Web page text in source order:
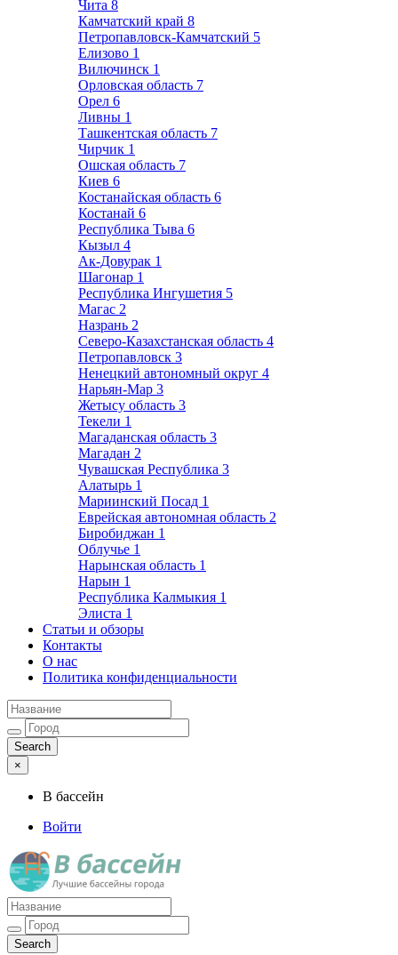
Чита 8
Камчатский край 8
Петропавловск-Камчатский 5
Елизово 1
Вилючинск 1
Орловская область 7
Орел 6
Ливны 1
Ташкентская область 7
Чирчик 1
Ошская область 7
Киев 6
Костанайская область 6
Костанай 6
Республика Тыва 6
Кызыл 4
Ак-Довурак 1
Шагонар 1
Республика Ингушетия 5
Магас 2
Назрань 2
Северо-Казахстанская область 4
Петропавловск 3
Ненецкий автономный округ 4
Нарьян-Мар 3
Жетысу область 3
Текели 1
Магаданская область 3
Магадан 2
Чувашская Республика 3
Алатырь 1
Мариинский Посад 1
Еврейская автономная область 2
Биробиджан 1
Облучье 1
Нарынская область 1
Нарын 1
Республика Калмыкия 1
Элиста 1
Статьи и обзоры
Контакты
О нас
Политика конфиденциальности
×
В бассейн
Войти
Лучшие бассейны города